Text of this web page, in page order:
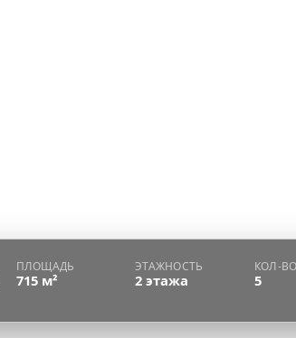
ПЛОЩАДЬ
715 м²
ЭТАЖНОСТЬ
2 этажа
КОЛ-
5